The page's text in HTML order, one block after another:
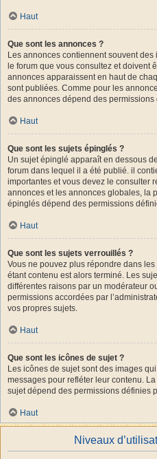
Haut
Que sont les annonces ?
Les annonces contiennent souvent
le forum que vous consultez et doivent
annonces apparaissent en haut de
sont publiées. Comme pour les
des annonces dépend des permissions
Haut
Que sont les sujets épinglés ?
Un sujet épinglé apparaît en dessous
forum dans lequel il a été publié. il
importantes et vous devez le consulter
annonces et les annonces globales, la
épinglés dépend des permissions
Haut
Que sont les sujets verrouillés ?
Vous ne pouvez plus répondre dans
étant contenu est alors terminé. Les
différentes raisons par un modérateur
permissions accordées par
vos propres sujets.
Haut
Que sont les icônes de sujet ?
Les icônes de sujet sont des images
messages pour refléter leur contenu.
sujet dépend des permissions définies
Haut
Niveaux